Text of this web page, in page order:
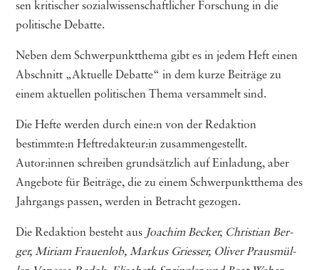
sen kri­ti­scher sozi­al­wis­sen­schaft­li­cher For­schung in die
poli­ti­sche Debatte.
Neben dem Schwer­punkt­the­ma gibt es in jedem Heft einen
Abschnitt „Aktu­el­le Debat­te“ in dem kur­ze Bei­trä­ge zu
einem aktu­el­len poli­ti­schen The­ma ver­sam­melt sind.
Die Hef­te wer­den durch eine:n von der Redak­ti­on
bestimmte:n Heftredakteur:in zusam­men­ge­stellt.
Autor:innen schrei­ben grund­sätz­lich auf Ein­la­dung, aber
Ange­bo­te für Bei­trä­ge, die zu einem Schwer­punkt­the­ma des
Jahr­gangs pas­sen, wer­den in Betracht gezogen.
Die Redak­ti­on besteht aus Joa­chim Becker, Chris­ti­an Ber­
ger, Miriam Frauenlob, Mar­kus Gries­ser, Oli­ver Praus­mül­